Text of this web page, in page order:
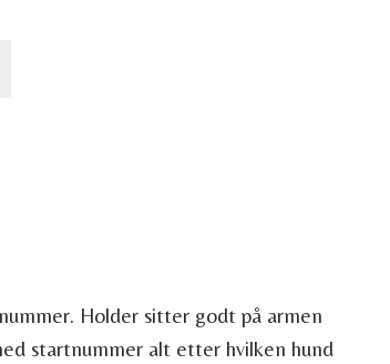
Holder sitter godt på armen
startnummer alt etter hvilken hund